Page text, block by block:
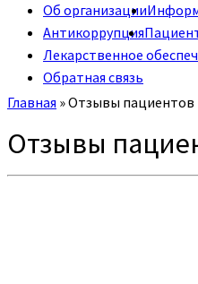
Об организации
Антикоррупция
Лекарственное
Обратная связь
Главная »Отзывы пациентов
Отзывы